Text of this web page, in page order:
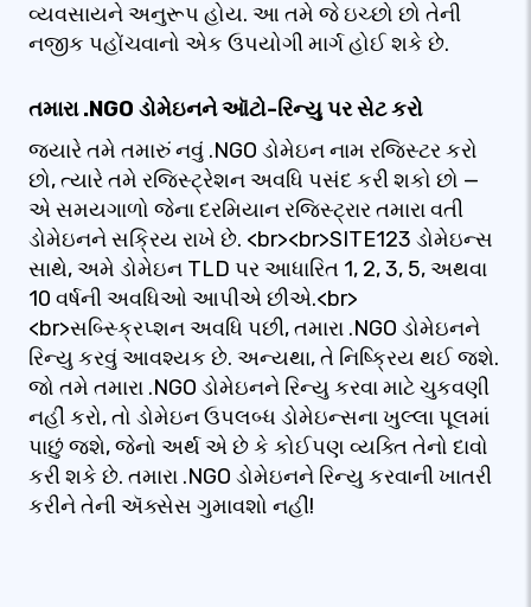
વ્યવસાયને અનુરૂપ હોય. આ તમે જે ઇચ્છો છો તેની
નજીક પહોંચવાનો એક ઉપયોગી માર્ગ હોઈ શકે છે.
તમારા .NGO ડોમેઇનને ઑટો-રિન્યુ પર સેટ કરો
જ્યારે તમે તમારું નવું .NGO ડોમેઇન નામ રજિસ્ટર કરો
છો, ત્યારે તમે રજિસ્ટ્રેશન અવધિ પસંદ કરી શકો છો —
એ સમયગાળો જેના દરમિયાન રજિસ્ટ્રાર તમારા વતી
ડોમેઇનને સક્રિય રાખે છે. <br><br>SITE123 ડોમેઇન્સ
સાથે, અમે ડોમેઇન TLD પર આધારિત 1, 2, 3, 5, અથવા
10 વર્ષની અવધિઓ આપીએ છીએ.<br>
<br>સબ્સ્ક્રિપ્શન અવધિ પછી, તમારા .NGO ડોમેઇનને
રિન્યુ કરવું આવશ્યક છે. અન્યથા, તે નિષ્ક્રિય થઈ જશે.
જો તમે તમારા .NGO ડોમેઇનને રિન્યુ કરવા માટે ચુકવણી
નહીં કરો, તો ડોમેઇન ઉપલબ્ધ ડોમેઇન્સના ખુલ્લા પૂલમાં
પાછું જશે, જેનો અર્થ એ છે કે કોઈપણ વ્યક્તિ તેનો દાવો
કરી શકે છે. તમારા .NGO ડોમેઇનને રિન્યુ કરવાની ખાતરી
કરીને તેની ઍક્સેસ ગુમાવશો નહીં!